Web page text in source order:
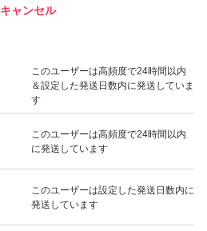
このユーザーは高頻度で24時間以内
＆設定した発送日数内に発送していま
す
このユーザーは高頻度で24時間以内
に発送しています
このユーザーは設定した発送日数内に
発送しています
キャンセル
いいね！
1,400